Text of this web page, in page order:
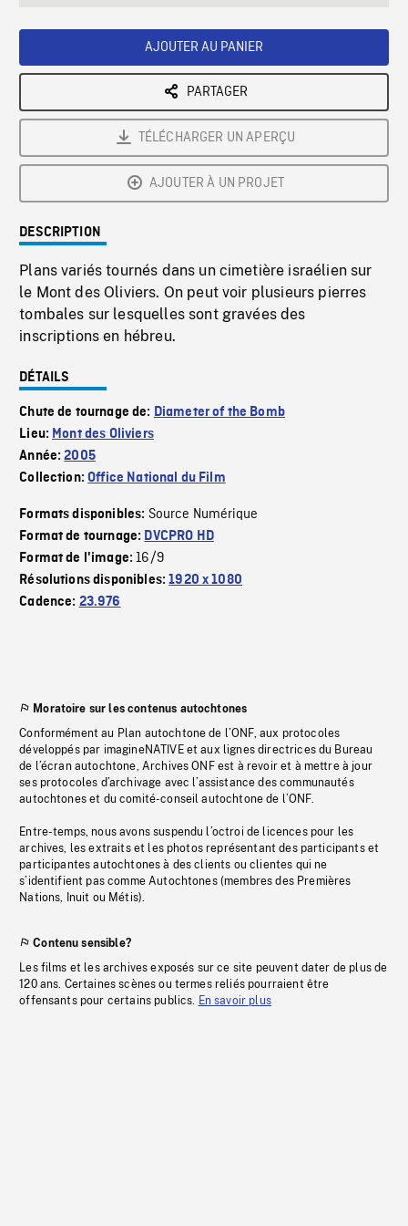
AJOUTER AU PANIER
PARTAGER
TÉLÉCHARGER UN APERÇU
AJOUTER À UN PROJET
DESCRIPTION
Plans variés tournés dans un cimetière israélien sur
le Mont des Oliviers. On peut voir plusieurs pierres
tombales sur lesquelles sont gravées des
inscriptions en hébreu.
DÉTAILS
Chute de tournage de: Diameter of the Bomb
Lieu: Mont des Oliviers
Année:2005
Collection:Office National du Film
Formats disponibles: Source Numérique
Format de tournage: DVCPRO HD
Format de l'image:16/9
Résolutions disponibles:1920 x 1080
Cadence: 23.976
Moratoire sur les contenus autochtones
Conformément au Plan autochtone de l’ONF, aux protocoles
développés par imagineNATIVE et aux lignes directrices du Bureau
de l’écran autochtone, Archives ONF est à revoir et à mettre à jour
ses protocoles d’archivage avec l’assistance des communautés
autochtones et du comité-conseil autochtone de l’ONF.
Entre-temps, nous avons suspendu l’octroi de licences pour les
archives, les extraits et les photos représentant des participants et
participantes autochtones à des clients ou clientes qui ne
s’identifient pas comme Autochtones (membres des Premières
Nations, Inuit ou Métis).
Contenu sensible?
Les films et les archives exposés sur ce site peuvent dater de plus de
120 ans. Certaines scènes ou termes reliés pourraient être
offensants pour certains publics. En savoir plus